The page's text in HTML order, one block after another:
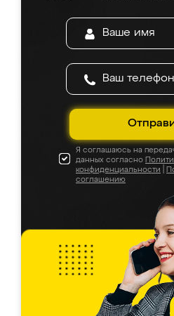
Я соглашаюсь на
данных согласно
конфиденциальности
соглашению